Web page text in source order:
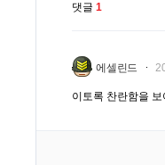
댓글 1
에셀린드
이토록 찬란함을